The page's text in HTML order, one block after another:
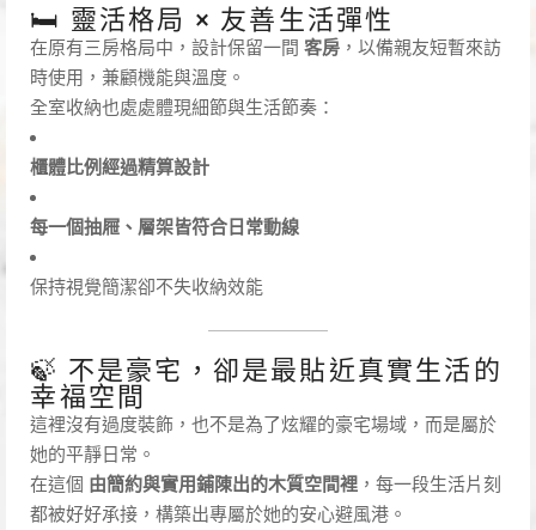
🛏 靈活格局 × 友善生活彈性
在原有三房格局中，設計保留一間客房 ，以備親友短暫來訪
時使用，兼顧機能與溫度。
全室收納也處處體現細節與生活節奏：
櫃體比例經過精算設計
每一個抽屜、層架皆符合日常動線
保持視覺簡潔卻不失收納效能
🍃 不是豪宅，卻是最貼近真實生活的
幸福空間
這裡沒有過度裝飾，也不是為了炫耀的豪宅場域，而是屬於
她的平靜日常。
在這個 由簡約與實用鋪陳出的木質空間裡 ，每一段生活片刻
都被好好承接，構築出專屬於她的安心避風港。